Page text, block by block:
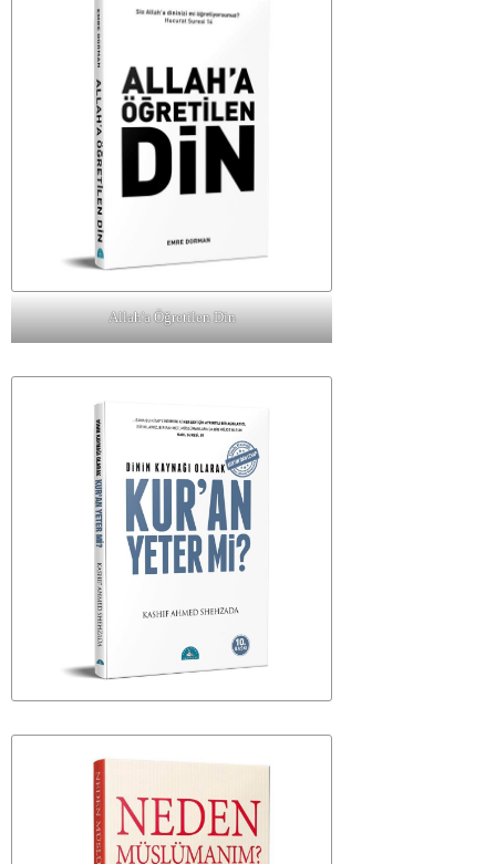
Allah'a Öğretilen Din